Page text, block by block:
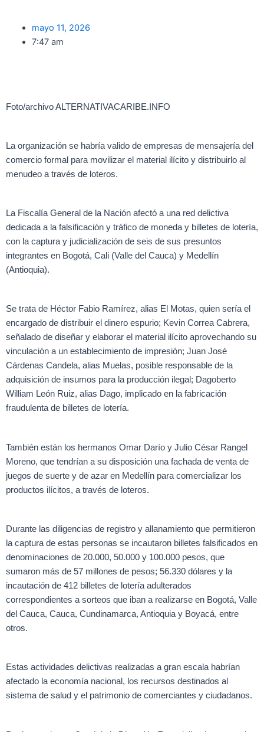
a
c
b
o
o
w
i
t
e
r
o
u
b
e
mayo 11, 2026
7:47 am
Foto/archivo ALTERNATIVACARIBE.INFO
La organización se habría valido de empresas de mensajería del
comercio formal para movilizar el material ilícito y distribuirlo al
menudeo a través de loteros.
La Fiscalía General de la Nación afectó a una red delictiva
dedicada a la falsificación y tráfico de moneda y billetes de lotería,
con la captura y judicialización de seis de sus presuntos
integrantes en Bogotá, Cali (Valle del Cauca) y Medellín
(Antioquia).
Se trata de Héctor Fabio Ramírez, alias El Motas, quien sería el
encargado de distribuir el dinero espurio; Kevin Correa Cabrera,
señalado de diseñar y elaborar el material ilícito aprovechando su
vinculación a un establecimiento de impresión; Juan José
Cárdenas Candela, alias Muelas, posible responsable de la
adquisición de insumos para la producción ilegal; Dagoberto
William León Ruiz, alias Dago, implicado en la fabricación
fraudulenta de billetes de lotería.
También están los hermanos Omar Darío y Julio César Rangel
Moreno, que tendrían a su disposición una fachada de venta de
juegos de suerte y de azar en Medellín para comercializar los
productos ilícitos, a través de loteros.
Durante las diligencias de registro y allanamiento que permitieron
la captura de estas personas se incautaron billetes falsificados en
denominaciones de 20.000, 50.000 y 100.000 pesos, que
sumaron más de 57 millones de pesos; 56.330 dólares y la
incautación de 412 billetes de lotería adulterados
correspondientes a sorteos que iban a realizarse en Bogotá, Valle
del Cauca, Cauca, Cundinamarca, Antioquia y Boyacá, entre
otros.
Estas actividades delictivas realizadas a gran escala habrían
afectado la economía nacional, los recursos destinados al
sistema de salud y el patrimonio de comerciantes y ciudadanos.